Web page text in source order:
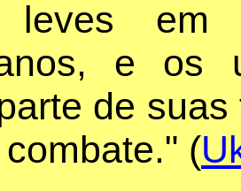
leves em
e os
de
(